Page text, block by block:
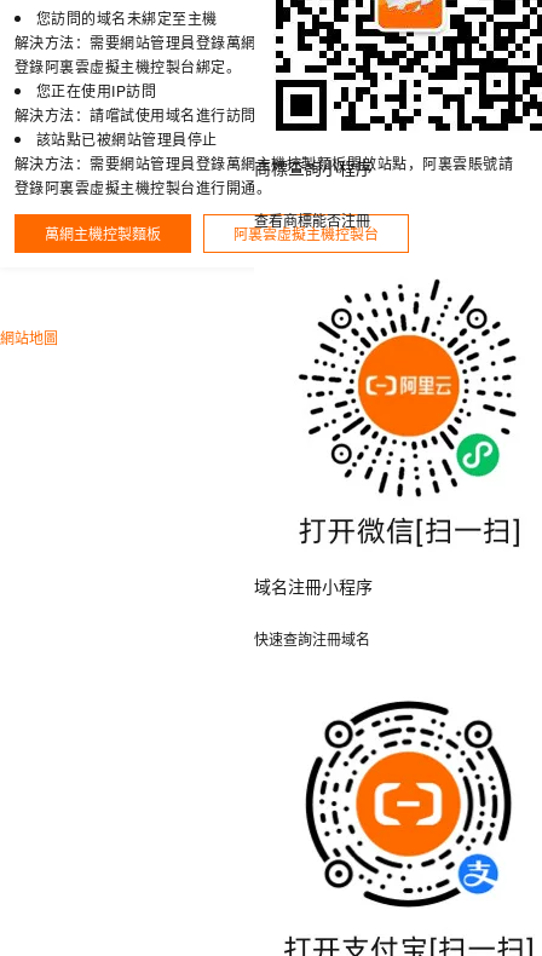
商標查詢小程序
查看商標能否注冊
域名注冊小程序
快速查詢注冊域名
您訪問的域名未綁定至主機
解決方法：需要網站管理員登錄萬網主機控製麵板綁定域名，阿裏雲賬號請
登錄阿裏雲虛擬主機控製台綁定。
您正在使用IP訪問
解決方法：請嚐試使用域名進行訪問。
該站點已被網站管理員停止
解決方法：需要網站管理員登錄萬網主機控製麵板開啟站點，阿裏雲賬號請
登錄阿裏雲虛擬主機控製台進行開通。
萬網主機控製麵板 阿裏雲虛擬主機控製台
網站地圖